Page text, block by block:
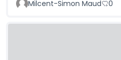
Milcent-Simon Maud 0